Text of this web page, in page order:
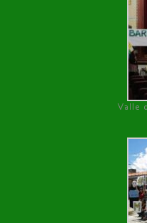
Valle